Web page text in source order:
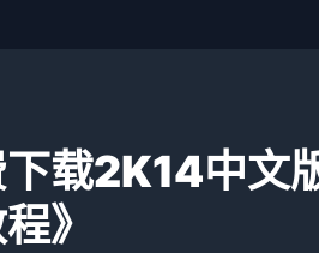
下载2K14中文
》